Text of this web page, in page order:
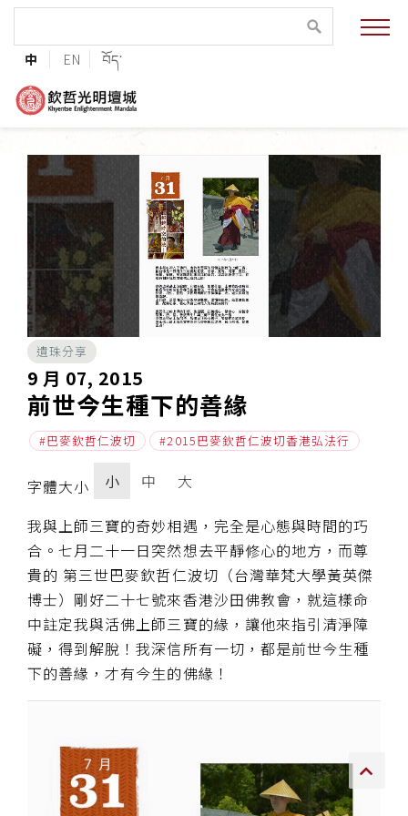
中 EN བོད་
緣起與願景
法王與上師的祝福
護持協會
培植福田
加入志工
巴麥欽哲傳承
第三世巴麥欽哲仁波切
傳承上師授證
專書與譯著
*巴麥寺與麥青寺的聯合聲明
尊貴上師珍寶開示
巴麥欽哲珍寶開示
媒體影音集
遺珠分享
9 月 07, 2015
前世今生種下的善緣
巴麥欽哲仁波切 2015巴麥欽哲仁波切香港弘法行
字體大小 小 中 大
我與上師三寶的奇妙相遇，完全是心態與時間的巧
合。七月二十一日突然想去平靜修心的地方，而尊
貴的 第三世巴麥欽哲仁波切（台灣華梵大學黃英傑
博士）剛好二十七號來香港沙田佛教會，就這樣命
中註定我與活佛上師三寶的緣，讓他來指引清淨障
礙，得到解脫！我深信所有一切，都是前世今生種
下的善緣，才有今生的佛緣！